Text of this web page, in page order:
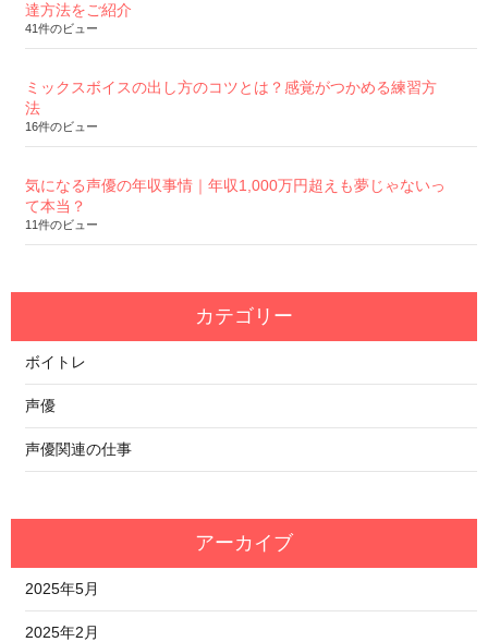
達方法をご紹介
41件のビュー
ミックスボイスの出し方のコツとは？感覚がつかめる練習方
法
16件のビュー
気になる声優の年収事情｜年収1,000万円超えも夢じゃないっ
て本当？
11件のビュー
カテゴリー
ボイトレ
声優
声優関連の仕事
アーカイブ
2025年5月
2025年2月